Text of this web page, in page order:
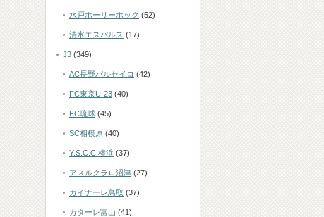
水戸ホーリーホック (52)
清水エスパルス (17)
J3 (349)
AC長野パルセイロ (42)
FC東京U-23 (40)
FC琉球 (45)
SC相模原 (40)
Y.S.C.C.横浜 (37)
アスルクラロ沼津 (27)
ガイナーレ鳥取 (37)
カターレ富山 (41)